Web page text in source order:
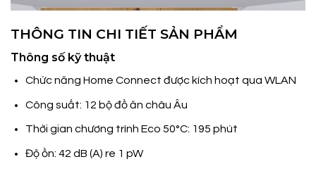
THÔNG TIN CHI TIẾT SẢN PHẨM
Thông số kỹ thuật
Chức năng Home Connect được kích hoạt qua WLAN
Công suất: 12 bộ đồ ăn châu Âu
Thời gian chương trình Eco 50°C: 195 phút
Độ ồn: 42 dB (A) re 1 pW